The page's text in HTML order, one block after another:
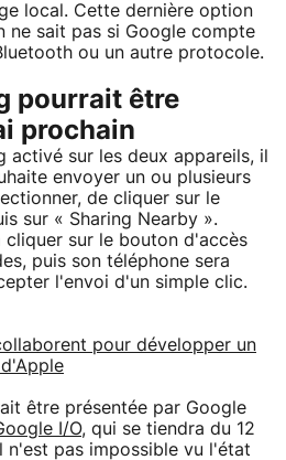
local. Cette dernière option
ne sait pas si Google compte
ou un autre protocole.
pourrait être
prochain
activé sur les deux appareils, il
envoyer un ou plusieurs
de cliquer sur le
sur « Sharing Nearby ».
cliquer sur le bouton d'accès
puis son téléphone sera
l'envoi d'un simple clic.
pour développer un
être présentée par Google
I/O, qui se tiendra du 12
n'est pas impossible vu l'état